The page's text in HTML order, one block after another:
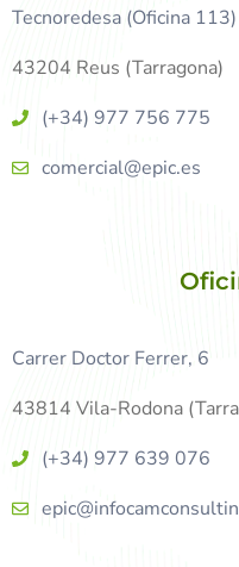
Tecnoredesa (Oficina 113)
43204 Reus (Tarragona)
(+34) 977 756 775
comercial@epic.es
Carrer Doctor Ferrer, 6
43814 Vila-Rodona
(+34) 977 639 076